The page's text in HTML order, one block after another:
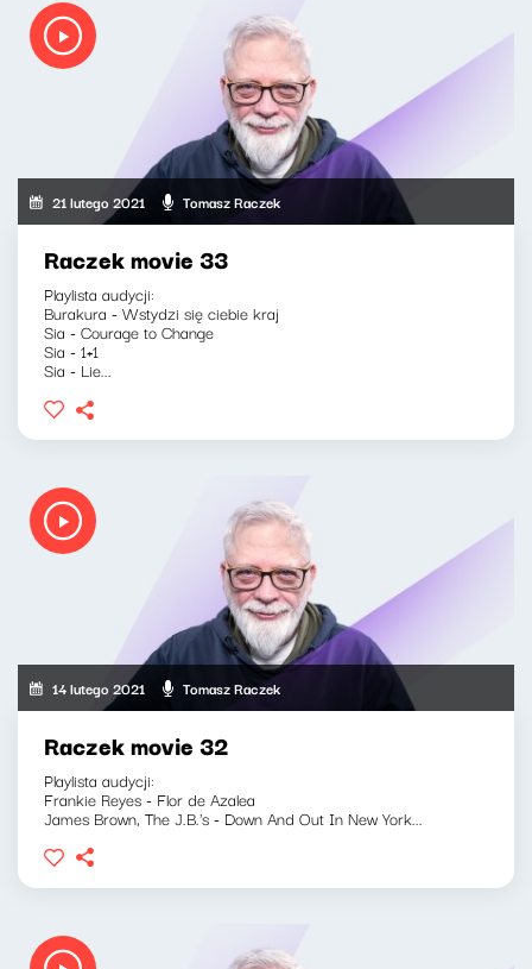
21 lutego 2021 Tomasz Raczek
Raczek movie 33
Playlista audycji:
Burakura - Wstydzi się ciebie kraj
Sia - Courage to Change
Sia - 1+1
Sia - Lie...
14 lutego 2021 Tomasz Raczek
Raczek movie 32
Playlista audycji:
Frankie Reyes - Flor de Azalea
James Brown, The J.B.'s - Down And Out In New York...